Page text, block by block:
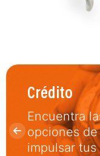
Crédito
Encuentra
opciones
impulsar